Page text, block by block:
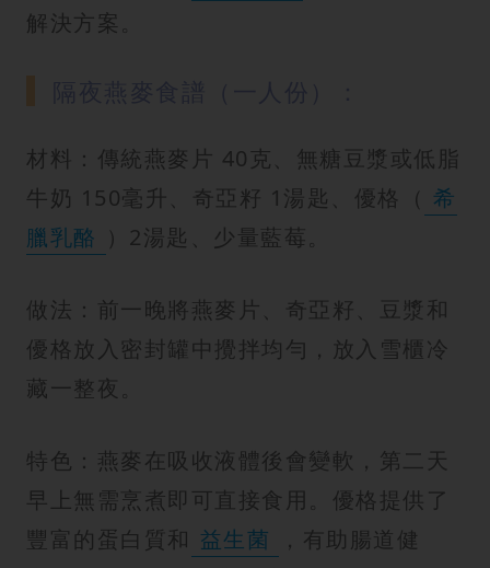
解決方案。
材料：傳統燕麥片 40克、無糖豆漿或低脂
牛奶 150毫升、奇亞籽 1湯匙、優格（ 希
臘乳酪 ）2湯匙、少量藍莓。
做法：前一晚將燕麥片、奇亞籽、豆漿和
優格放入密封罐中攪拌均勻，放入雪櫃冷
藏一整夜。
特色：燕麥在吸收液體後會變軟，第二天
早上無需烹煮即可直接食用。優格提供了
豐富的蛋白質和 益生菌
，有助腸道健